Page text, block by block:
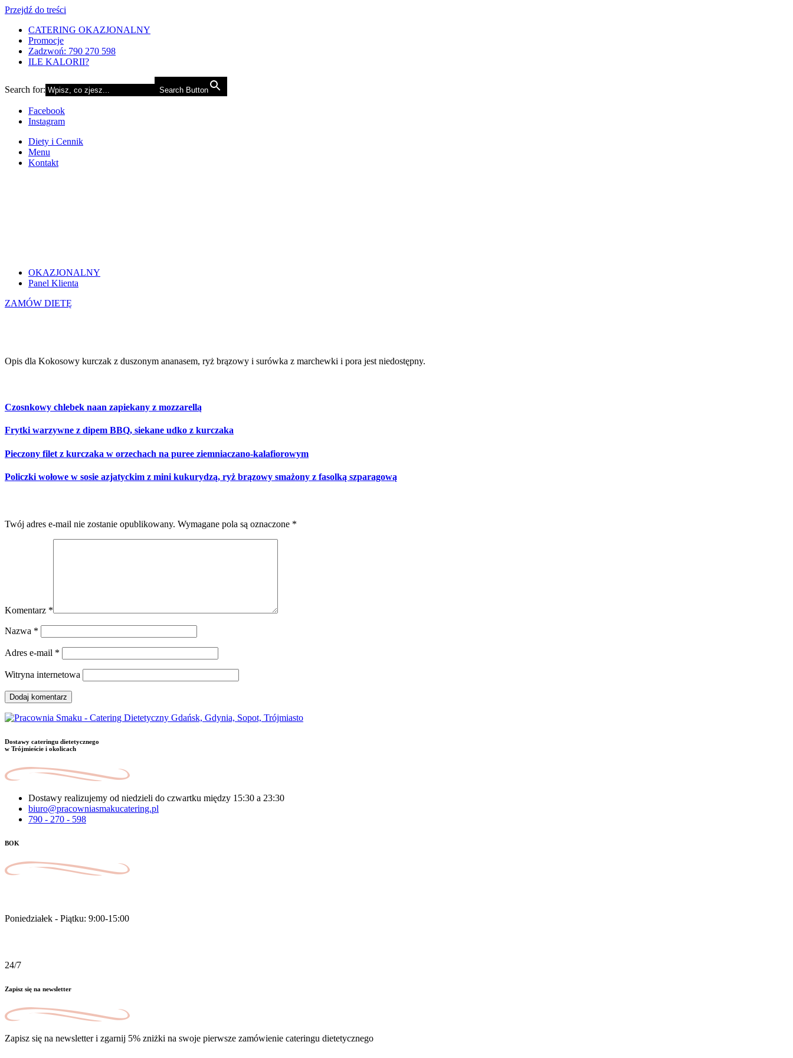
Przejdź do treści
CATERING OKAZJONALNY
Promocje
Zadzwoń: 790 270 598
ILE KALORII?
Search for: Search Button
Facebook
Instagram
Diety i Cennik
Menu
Kontakt
OKAZJONALNY
Panel Klienta
ZAMÓW DIETĘ
Opis dla Kokosowy kurczak z duszonym ananasem, ryż brązowy i surówka z marchewki i pora jest niedostępny.
Czosnkowy chlebek naan zapiekany z mozzarellą
Frytki warzywne z dipem BBQ, siekane udko z kurczaka
Pieczony filet z kurczaka w orzechach na puree ziemniaczano-kalafiorowym
Policzki wołowe w sosie azjatyckim z mini kukurydzą, ryż brązowy smażony z fasolką szparagową
Twój adres e-mail nie zostanie opublikowany. Wymagane pola są oznaczone *
Komentarz *
Nazwa *
Adres e-mail *
Witryna internetowa
Dostawy cateringu dietetycznego
w Trójmieście i okolicach
Dostawy realizujemy od niedzieli do czwartku między 15:30 a 23:30
biuro@pracowniasmakucatering.pl
790 - 270 - 598
BOK
Poniedziałek - Piątku: 9:00-15:00
24/7
Zapisz się na newsletter
Zapisz się na newsletter i zgarnij 5% zniżki na swoje pierwsze zamówienie cateringu dietetycznego